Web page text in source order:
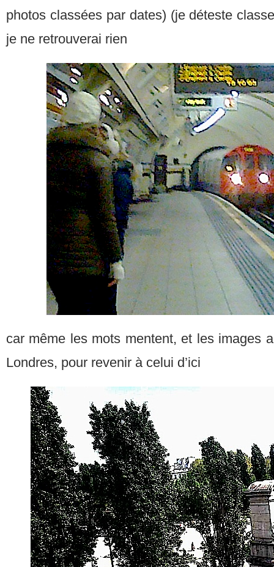
photos classées par dates) (je déteste
je ne retrouverai rien
car même les mots mentent, et les images
Londres, pour revenir à celui d’ici